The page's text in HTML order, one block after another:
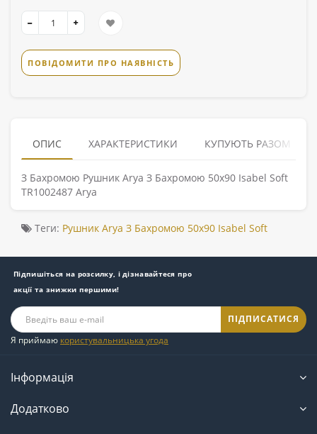
ПОВІДОМИТИ ПРО НАЯВНІСТЬ
ОПИС ХАРАКТЕРИСТИКИ КУПУЮТЬ РАЗОМ
З Бахромою Рушник Arya З Бахромою 50x90 Isabel Soft
TR1002487 Arya
Теги: Рушник Arya З Бахромою 50x90 Isabel Soft
Підпишіться на розсилку, і дізнавайтеся про
акції та знижки першими!
ПІДПИСАТИСЯ
Я приймаю користувальницька угода
Інформація
Додатково